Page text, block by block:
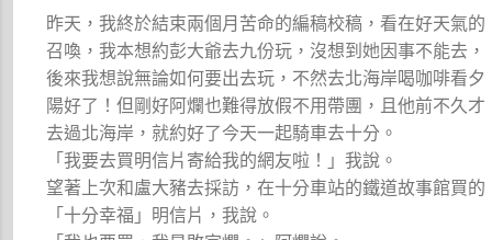
昨天，我終於結束兩個月苦命的編稿校稿，看在好天氣的
召喚，我本想約彭大爺去九份玩，沒想到她因事不能去，
後來我想說無論如何要出去玩，不然去北海岸喝咖啡看夕
陽好了！但剛好阿爛也難得放假不用帶團，且他前不久才
去過北海岸，就約好了今天一起騎車去十分。
「我要去買明信片寄給我的網友啦！」我說。
望著上次和盧大豬去採訪，在十分車站的鐵道故事館買的
「十分幸福」明信片，我說。